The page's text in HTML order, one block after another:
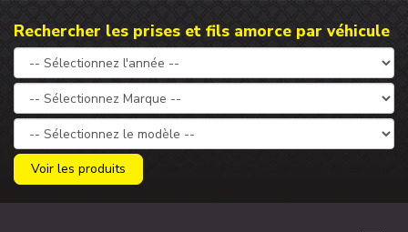
Rechercher les prises et fils amorce par véhicule
Voir les produits